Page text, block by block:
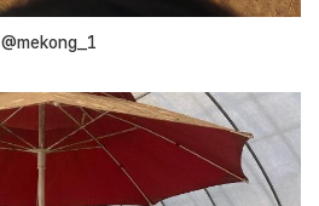
@mekong_1